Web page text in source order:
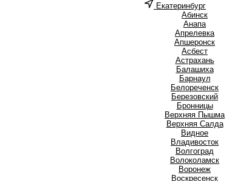
Екатеринбург
Абинск
Анапа
Апрелевка
Апшеронск
Асбест
Астрахань
Балашиха
Барнаул
Белореченск
Березовский
Бронницы
Верхняя Пышма
Верхняя Салда
Видное
Владивосток
Волгоград
Волоколамск
Воронеж
Воскресенск